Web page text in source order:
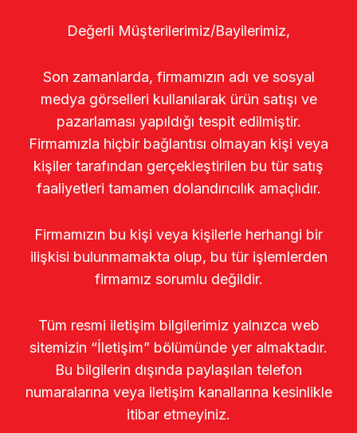
Değerli Müşterilerimiz/Bayilerimiz,
Son zamanlarda, firmamızın adı ve sosyal
medya görselleri kullanılarak ürün satışı ve
pazarlaması yapıldığı tespit edilmiştir.
Firmamızla hiçbir bağlantısı olmayan kişi veya
kişiler tarafından gerçekleştirilen bu tür satış
faaliyetleri tamamen dolandırıcılık amaçlıdır.
Firmamızın bu kişi veya kişilerle herhangi bir
ilişkisi bulunmamakta olup, bu tür işlemlerden
firmamız sorumlu değildir.
Tüm resmi iletişim bilgilerimiz yalnızca web
sitemizin “İletişim” bölümünde yer almaktadır.
Bu bilgilerin dışında paylaşılan telefon
numaralarına veya iletişim kanallarına kesinlikle
itibar etmeyiniz.